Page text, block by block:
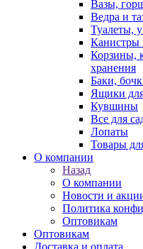
Вазы,
Ведра и
Туалеты,
Канистры
Корзины,
хранения
Баки,
Ящики
Кувшины
Все для
Лопаты
Товары
О компании
Назад
О компании
Новости и
Политика
Оптовикам
Оптовикам
Доставка и оплата